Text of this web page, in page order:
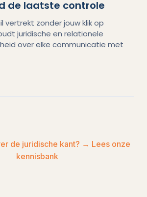
de laatste controle
vertrekt zonder jouw klik op
juridische en relationele
over elke communicatie met
de juridische kant? → Lees onze
kennisbank